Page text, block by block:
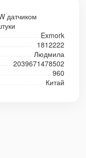
датчиком
Exmork
1812222
Людмила
2039671478502
960
Китай